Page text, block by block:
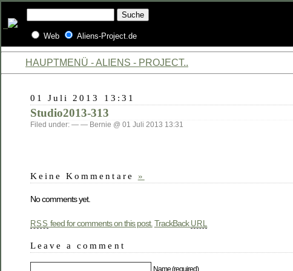
Web Aliens-Project.de
HAUPTMENÜ - ALIENS - PROJECT..
01 Juli 2013 13:31
Studio2013-313
Filed under: — — Bernie @ 01 Juli 2013 13:31
Keine Kommentare »
No comments yet.
RSS feed for comments on this post. TrackBack URL
Leave a comment
Name (required)